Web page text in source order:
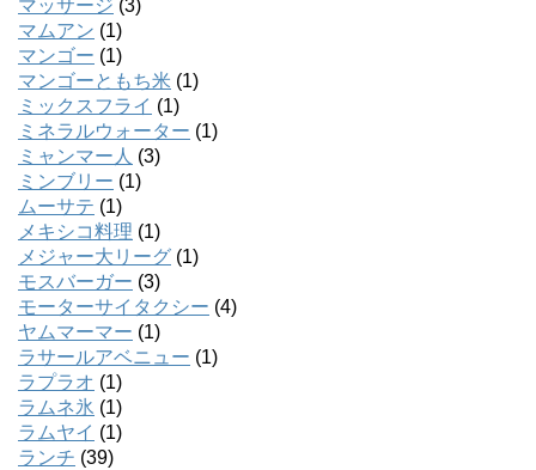
マッサージ (3)
マムアン (1)
マンゴー (1)
マンゴーともち米 (1)
ミックスフライ (1)
ミネラルウォーター (1)
ミャンマー人 (3)
ミンブリー (1)
ムーサテ (1)
メキシコ料理 (1)
メジャー大リーグ (1)
モスバーガー (3)
モーターサイタクシー (4)
ヤムマーマー (1)
ラサールアベニュー (1)
ラプラオ (1)
ラムネ氷 (1)
ラムヤイ (1)
ランチ (39)